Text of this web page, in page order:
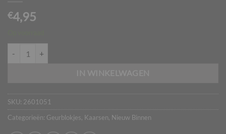
€4,95
SKU: 2601051
Categorieën: Geurblokjes, Kaarsen, Nieuw Binnen